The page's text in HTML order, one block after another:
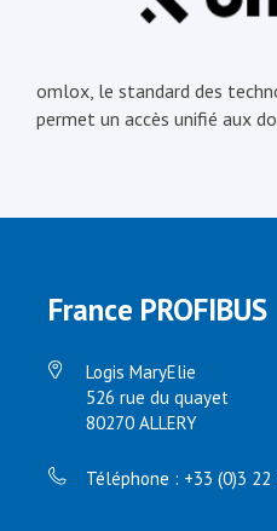
omlox, le standard des
permet un accès unifié aux
France PROFIBUS
Logis MaryElie
526 rue du quayet
80270 ALLERY
Téléphone : +33 (0)3 22